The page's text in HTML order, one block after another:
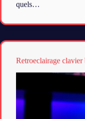
quels…
Retroeclairage